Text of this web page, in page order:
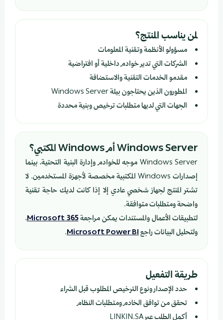
لمن يناسب المنتج؟
مسؤولو الأنظمة وتقنية المعلومات
الشركات التي تدير خوادم داخلية أو افتراضية
مقدمو الخدمات التقنية والاستضافة
المطورون الذين يحتاجون بيئة Windows Server
الجهات التي لديها متطلبات ترخيص وبنية محددة
Windows Server أم Windows المكتبي؟
Windows Server موجه للخوادم وإدارة البنية التحتية، بينما
إصدارات Windows المكتبية مخصصة لأجهزة المستخدمين. لا
تشتر المنتج لجهاز شخصي عادي إلا إذا كانت لديك حاجة تقنية
واضحة ومتطلبات متوافقة.
لتطبيقات الأعمال والمستندات يمكن مراجعةMicrosoft 365،
ولتحليل البيانات راجعMicrosoft Power BI
.
طريقة التفعيل
حدد الإصدار ونوع الترخيص المطلوب قبل الشراء
تحقق من توافق الخادم ومتطلبات النظام
أكمل الطلب عبر LINKIN.SA